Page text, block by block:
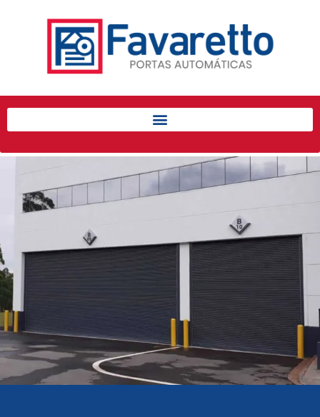
Início
Produtos
Porta de Enrolar Automática
Automatizadores
Acessórios Para Portas de
Enrolar
Pintura eletrostática
Portfólio
Contato
Acessórios